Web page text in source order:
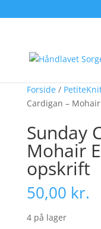
Forside/
Cardigan –
Sunday
Mohair
opskrift
50,00 kr.
4 på lager